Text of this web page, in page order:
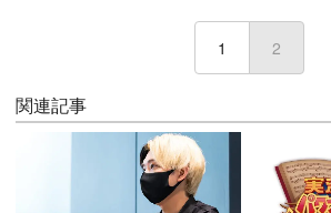
1 2
関連記事